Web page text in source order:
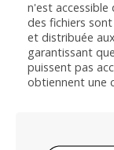
n'est accessible
des fichiers
et distribuée
garantissant
puissent pas
obtiennent une